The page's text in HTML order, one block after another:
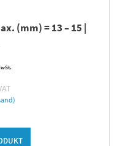
(mm) = 13 – 15 |